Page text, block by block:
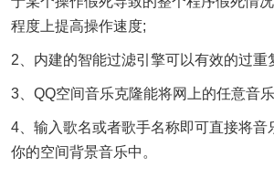
程度上提高操作速度;
2、内建的智能过滤引擎可以有效的过重
3、QQ空间音乐克隆能将网上的任意音
4、输入歌名或者歌手名称即可直接将音
你的空间背景音乐中。